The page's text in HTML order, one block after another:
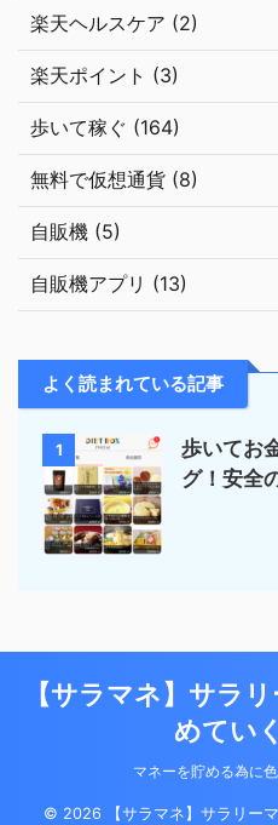
楽天ヘルスケア (2)
楽天ポイント (3)
歩いて稼ぐ (164)
無料で仮想通貨 (8)
自販機 (5)
自販機アプリ (13)
よく読まれている記事
1
歩いてお
グ！安全
【サラマネ】サラ
めてい
マネーを貯める為に
© 2026 【サラマネ】サラリー